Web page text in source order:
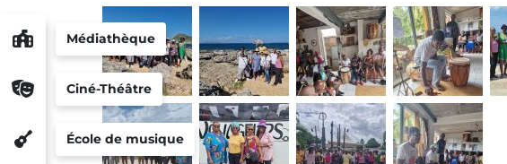
Médiathèque
Ciné-Théâtre
École de musique